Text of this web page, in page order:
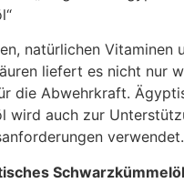
natürlichen Vitaminen
liefert es nicht nur
die Abwehrkraft.
wird auch zur
verwendet.
Schwarzkümmelöl